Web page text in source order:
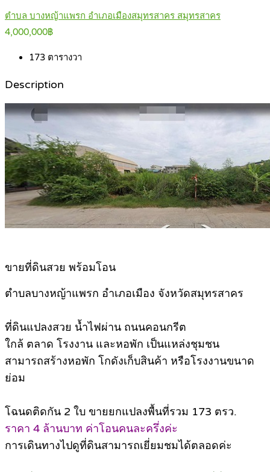
ตำบล บางหญ้าแพรก อำเภอเมืองสมุทรสาคร สมุทรสาคร
4,000,000฿
173 ตารางวา
Description
ขายที่ดินสวย พร้อมโอน
ตำบลบางหญ้าแพรก อำเภอเมือง จังหวัดสมุทรสาคร
ที่ดินแปลงสวย น้ำไฟผ่าน ถนนคอนกรีต
ใกล้ ตลาด โรงงาน และหอพัก เป็นแหล่งชุมชน
สามารถสร้างหอพัก โกดังเก็บสินค้า หรือโรงงานขนาด
ย่อม
โฉนดติดกัน 2 ใบ ขายยกแปลงพื้นที่รวม 173 ตรว.
ราคา 4 ล้านบาท ค่าโอนคนละครึ่งค่ะ
การเดินทางไปดูที่ดินสามารถเยี่ยมชมได้ตลอดค่ะ